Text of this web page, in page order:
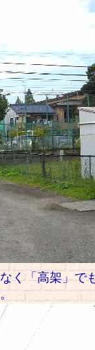
く「高架」で